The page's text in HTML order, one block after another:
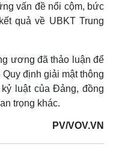
vấn đề nổi cộm, bức
quả về UBKT Trung
ương đã thảo luận để
định giải mật thông
luật của Đảng, đồng
trọng khác.
PV/VOV.VN